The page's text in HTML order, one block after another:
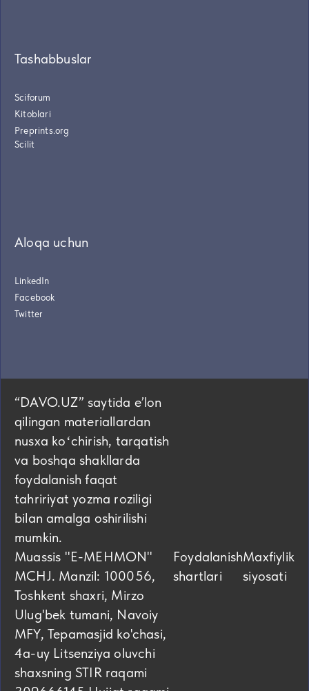
Tashabbuslar
Sciforum
Kitoblari
Preprints.org
Scilit
Aloqa uchun
LinkedIn
Facebook
Twitter
“DAVO.UZ” saytida eʼlon
qilingan materiallardan
nusxa koʻchirish, tarqatish
va boshqa shakllarda
foydalanish faqat
tahririyat yozma roziligi
bilan amalga oshirilishi
mumkin.
Muassis "E-MEHMON"
MCHJ. Manzil: 100056,
Toshkent shaxri, Mirzo
Ulug'bek tumani, Navoiy
MFY, Tepamasjid ko'chasi,
4а-uy Litsenziya oluvchi
shaxsning STIR raqami
Foydalanish
shartlari
Maxfiylik
siyosati